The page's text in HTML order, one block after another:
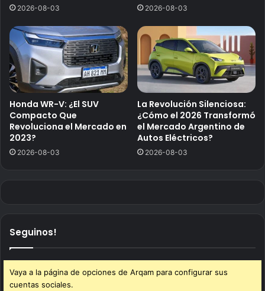
2026-08-03 2026-08-03
Honda WR-V: ¿El SUV
Compacto Que
Revoluciona el Mercado en
2023?
2026-08-03
La Revolución Silenciosa:
¿Cómo el 2026 Transformó
el Mercado Argentino de
Autos Eléctricos?
2026-08-03
Seguinos!
Vaya a la página de opciones de Arqam para configurar sus
cuentas sociales.